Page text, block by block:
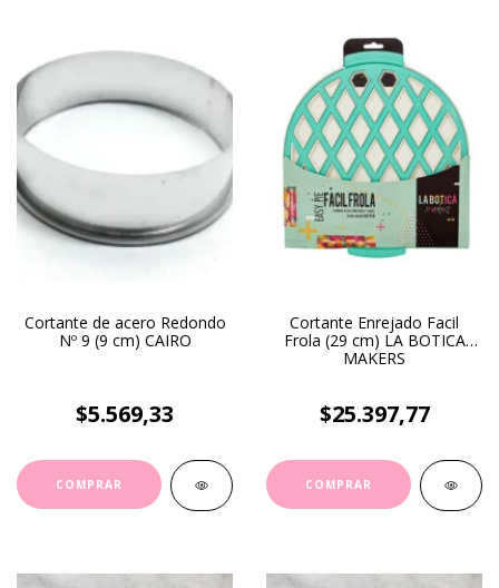
Cortante de acero Redondo
Nº 9 (9 cm) CAIRO
$5.569,33
Cortante Enrejado Facil
Frola (29 cm) LA BOTICA
MAKERS
$25.397,77